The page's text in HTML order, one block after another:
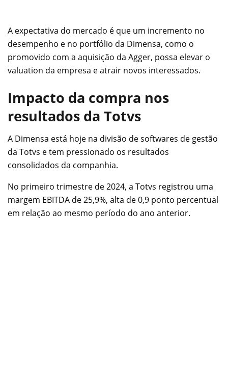
A expectativa do mercado é que um incremento no
desempenho e no portfólio da Dimensa, como o
promovido com a aquisição da Agger, possa elevar o
valuation da empresa e atrair novos interessados.
Impacto da compra nos
resultados da Totvs
A Dimensa está hoje na divisão de softwares de gestão
da Totvs e tem pressionado os resultados
consolidados da companhia.
No primeiro trimestre de 2024, a Totvs registrou uma
margem EBITDA de 25,9%, alta de 0,9 ponto percentual
em relação ao mesmo período do ano anterior.